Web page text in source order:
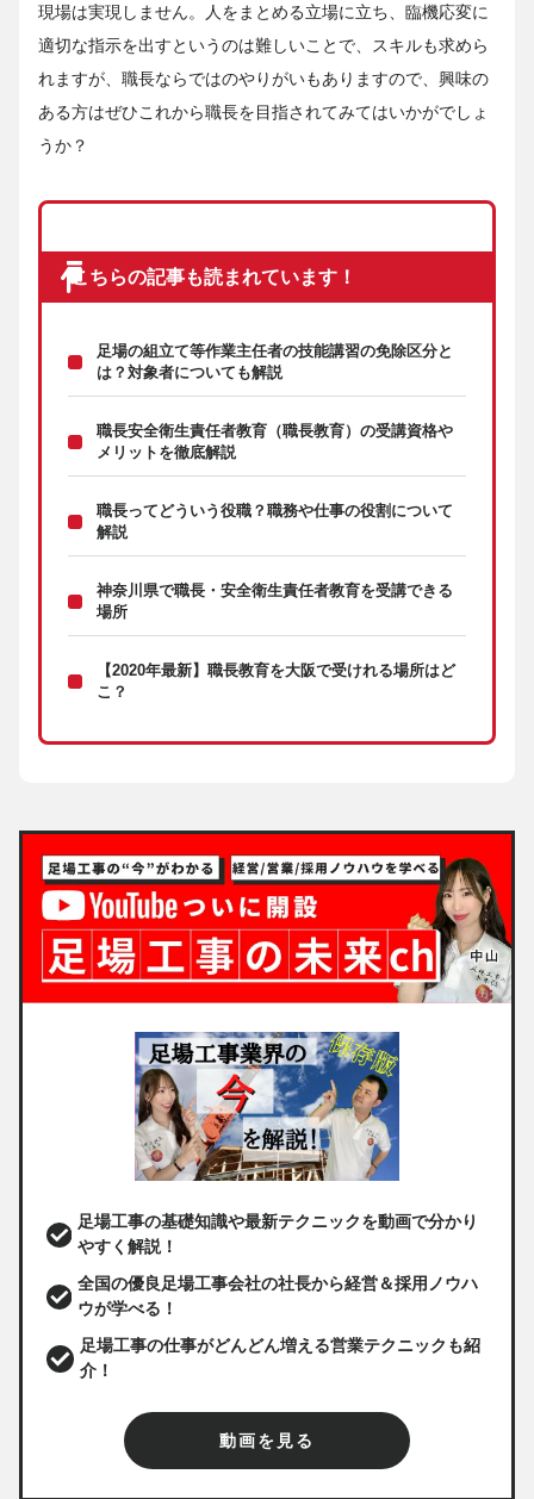
現場は実現しません。人をまとめる立場に立ち、臨機応変に
適切な指示を出すというのは難しいことで、スキルも求めら
れますが、職長ならではのやりがいもありますので、興味の
ある方はぜひこれから職長を目指されてみてはいかがでしょ
うか？
こちらの記事も読まれています！
足場の組立て等作業主任者の技能講習の免除区分と
は？対象者についても解説
職長安全衛生責任者教育（職長教育）の受講資格や
メリットを徹底解説
職長ってどういう役職？職務や仕事の役割について
解説
神奈川県で職長・安全衛生責任者教育を受講できる
場所
【2020年最新】職長教育を大阪で受けれる場所はど
こ？
足場工事の基礎知識や最新テクニックを動画で分かり
やすく解説！
全国の優良足場工事会社の社長から経営＆採用ノウハ
ウが学べる！
足場工事の仕事がどんどん増える営業テクニックも紹
介！
動画を見る